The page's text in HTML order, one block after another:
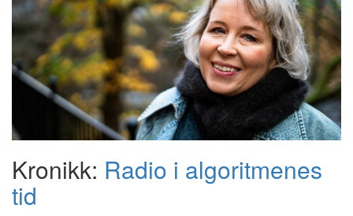
Kronikk: Radio i algoritmenes
tid